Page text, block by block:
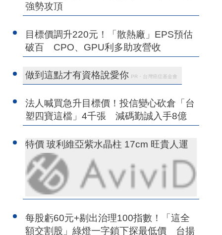
強勢攻頂
目標價調升220元！「散熱廠」EPS預估
破百 CPO、GPU利多助攻營收
做到這點才有資格說愛你 PR・台灣癌症基金會
法人喊買急升目標價！投信變心砍倉「台
塑四寶這檔」4千張 減碼勤誠入手8億
特價 玻利維亞紫水晶柱 17cm 旺貴人運
每股虧60元+剔出治理100指數！「這全
額交割股」綠燈一字鎖下探最低價 台揚